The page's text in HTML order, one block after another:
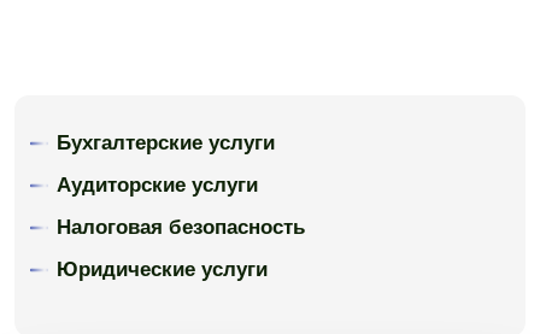
Бухгалтерские услуги
Аудиторские услуги
Налоговая безопасность
Юридические услуги